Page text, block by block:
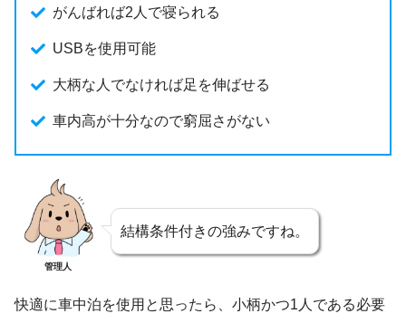
がんばれば2人で寝られる
USBを使用可能
大柄な人でなければ足を伸ばせる
車内高が十分なので窮屈さがない
管理人
結構条件付きの強みですね。
快適に車中泊を使用と思ったら、小柄かつ1人である必要